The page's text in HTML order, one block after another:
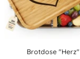
Brotdose "Herz"